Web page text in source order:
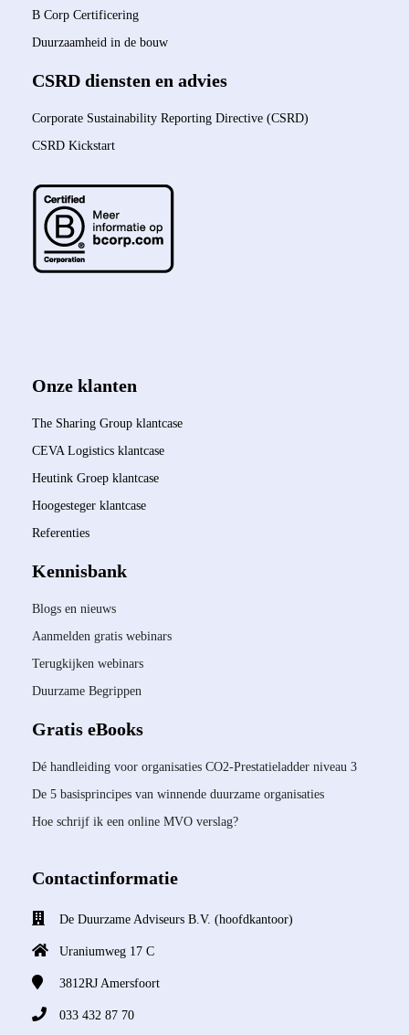
B Corp Certificering
Duurzaamheid in de bouw
CSRD diensten en advies
Corporate Sustainability Reporting Directive (CSRD)
CSRD Kickstart
Onze klanten
The Sharing Group klantcase
CEVA Logistics klantcase
Heutink Groep klantcase
Hoogesteger klantcase
Referenties
Kennisbank
Blogs en nieuws
Aanmelden gratis webinars
Terugkijken webinars
Duurzame Begrippen
Gratis eBooks
Dé handleiding voor organisaties CO2-Prestatieladder niveau 3
De 5 basisprincipes van winnende duurzame organisaties
Hoe schrijf ik een online MVO verslag?
Contactinformatie
De Duurzame Adviseurs B.V. (hoofdkantoor)
Uraniumweg 17 C
3812RJ Amersfoort
033 432 87 70